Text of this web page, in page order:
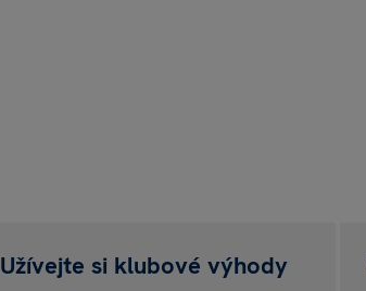
Užívejte si klubové výhody